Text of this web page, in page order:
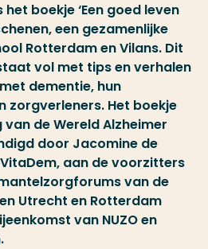
het boekje ‘Een goed leven
een gezamenlijke
Rotterdam en Vilans. Dit
vol met tips en verhalen
dementie, hun
zorgverleners. Het boekje
de Wereld Alzheimer
door Jacomine de
aan de voorzitters
van de
Utrecht en Rotterdam
van NUZO en